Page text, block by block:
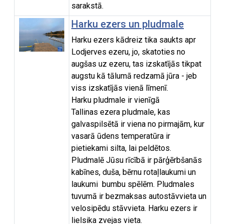
sarakstā.
Harku ezers un pludmale
Harku ezers kādreiz tika saukts apr
Lodjerves ezeru, jo, skatoties no
augšas uz ezeru, tas izskatījās tikpat
augstu kā tālumā redzamā jūra - jeb
viss izskatījās vienā līmenī.
Harku pludmale ir vienīgā
Tallinas ezera pludmale, kas
galvaspilsētā ir viena no pirmajām, kur
vasarā ūdens temperatūra ir
pietiekami silta, lai peldētos.
Pludmalē Jūsu rīcībā ir pārģērbšanās
kabīnes, duša, bērnu rotaļlaukumi un
laukumi bumbu spēlēm. Pludmales
tuvumā ir bezmaksas autostāvvieta un
velosipēdu stāvvieta. Harku ezers ir
lielsika zvejas vieta.